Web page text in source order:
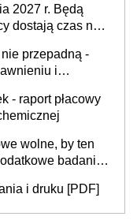
na rzecz
2027 r. Będą
dostają czas na
przepadną -
i
- raport płacowy
wolne, by ten
badania.
i druku [PDF]